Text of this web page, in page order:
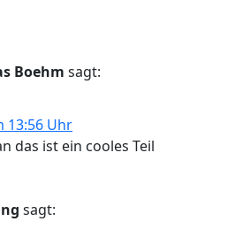
Boehm sagt:
13:56 Uhr
das ist ein cooles Teil
sagt: